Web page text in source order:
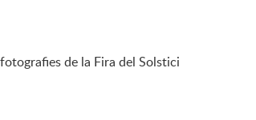
de la Fira del Solstici